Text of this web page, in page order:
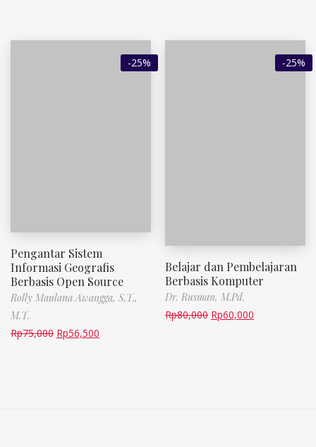
-25%
Pengantar Sistem
Informasi Geografis
Berbasis Open Source
Rolly Maulana Awangga, S.T.,
M.T.
Rp75,000 Rp56,500
-25%
Belajar dan Pembelajaran
Berbasis Komputer
Dr. Rusman, M.Pd.
Rp80,000 Rp60,000